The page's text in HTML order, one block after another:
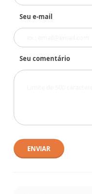
Seu e-mail
Seu comentário
ENVIAR